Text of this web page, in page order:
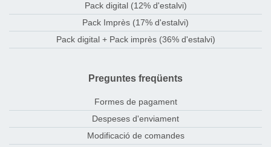
Pack digital (12% d'estalvi)
Pack Imprès (17% d'estalvi)
Pack digital + Pack imprès (36% d'estalvi)
Preguntes freqüents
Formes de pagament
Despeses d'enviament
Modificació de comandes